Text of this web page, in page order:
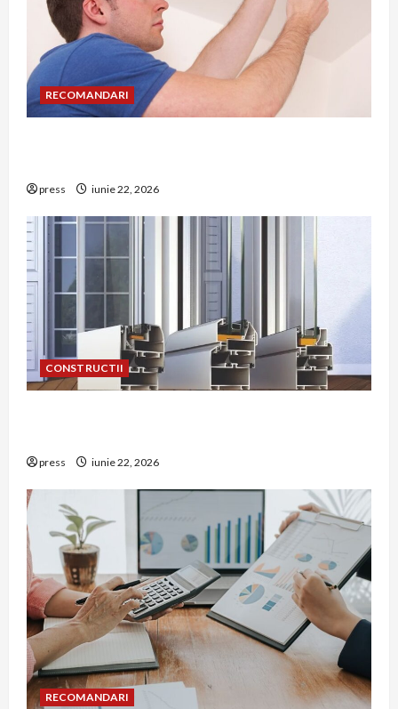
RECOMANDARI
press iunie 22, 2026
CONSTRUCTII
press iunie 22, 2026
RECOMANDARI